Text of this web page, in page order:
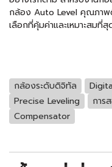
กล้อง Auto Level คุณภาพ
เลือกที่คุ้มค่าและเหมาะสมที่สุ
กล้องระดับดิจิทัล
Precise Leveling
การ
Compensator